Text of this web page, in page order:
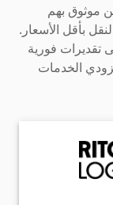
موثوق بهم
بأقل الأسعار.
فورية
الخدمات